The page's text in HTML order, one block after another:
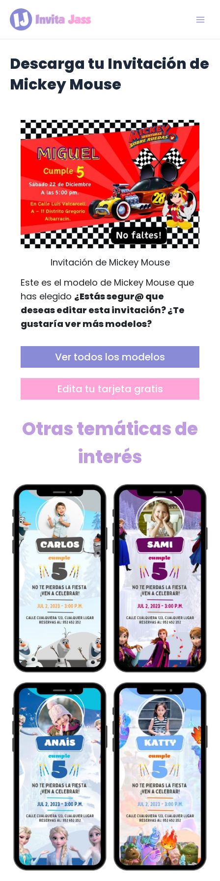
contenido
Descarga tu Invitación de
Mickey Mouse
Invitación de Mickey Mouse
Este es el modelo de Mickey Mouse que
has elegido ¿Estás segur@ que
deseas editar esta invitación? ¿Te
gustaría ver más modelos?
Ver todos los modelos
Edita tu tarjeta gratis
Otras temáticas de
interés